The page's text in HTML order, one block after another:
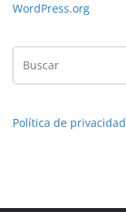
WordPress.org
Política de privacidad